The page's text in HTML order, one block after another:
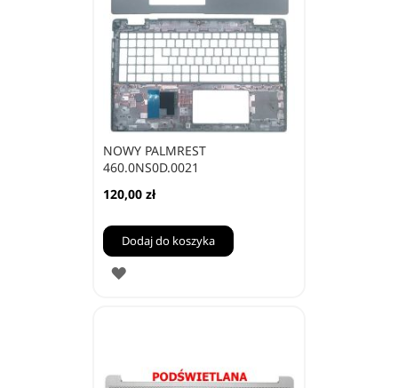
NOWY PALMREST
460.0NS0D.0021
120,00 zł
Dodaj do koszyka
DODAJ